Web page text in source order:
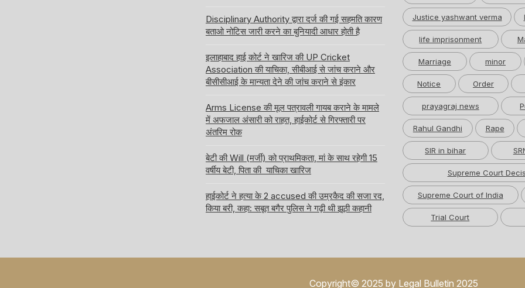
Disciplinary Authority द्वारा दर्ज की गई सहमति कारण
बताओ नोटिस जारी करने का बुनियादी आधार होती है
इलाहाबाद हाई कोर्ट ने खारिज की UP Cricket
Association की याचिका, सीबीआई से जांच कराने और
बीसीसीआई के मान्यता देने की जांच कराने से इंकार
Arms License की मूल पत्रावली गायब कराने के मामले
में अफजाल अंसारी को राहत, हाईकोर्ट से गिरफ्तारी पर
अंतरिम रोक
बेटी की Will (मर्जी) को प्राथमिकता, मां के साथ रहेगी 15
वर्षीय बेटी, पिता की याचिका खारिज
हाईकोर्ट ने हत्या के 2 accused की उम्रकैद की सजा रद,
किया बरी, कहा: सबूत बगैर पुलिस ने गढ़ी थी झूठी कहानी
Justice yashwant verma
life imprisonment
Marriage minor
Notice Order
prayagraj news
Rahul Gandhi Rape
SIR in bihar
Supreme Court
Supreme Court of India
Trial Court
Copyright© 2025 by Legal Bulletin 2025